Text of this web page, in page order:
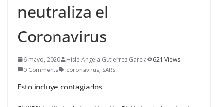
neutraliza el
Coronavirus
6 mayo, 2020 Hisle Angela Gutierrez Garcia
621 Views
0 Comments
coronavirus, SARS
Esto incluye contagiados.